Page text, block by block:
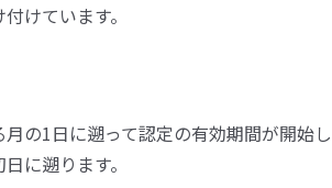
けています。
の1日に遡って認定の有効期間が開始
に遡ります。